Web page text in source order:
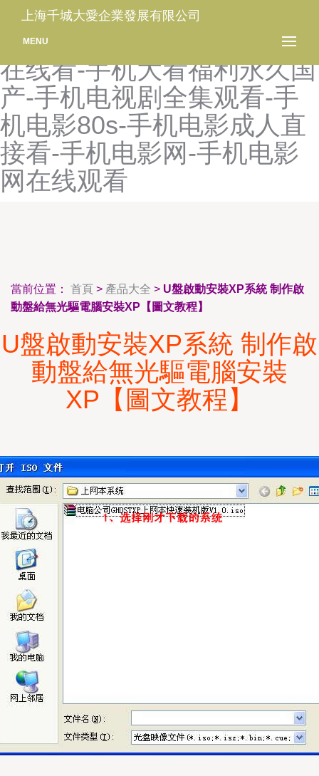
手机80s-手机80s电影网-手
机80s电影网官网-手机v日韩
在线看-手机大看福利永久国
产-手机电视剧全集观看-手
机电影80s-手机电影成人直
接看-手机电影网-手机电影
网在线观看
上海千城大愛企業發展有限公司
MENU
當前位置： 首頁 > 產品大全 > U盤啟動安裝XP系統 制作啟
動盤給無光驅電腦安裝XP【圖文教程】
U盤啟動安裝XP系統 制作啟
動盤給無光驅電腦安裝
XP【圖文教程】